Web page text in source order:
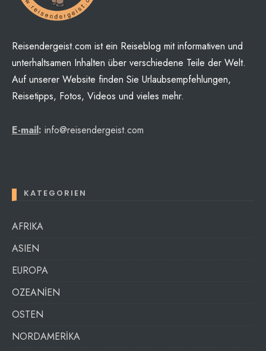
Reisendergeist.com ist ein Reiseblog mit informativen und
unterhaltsamen Inhalten über verschiedene Teile der Welt.
Auf unserer Website finden Sie Urlaubsempfehlungen,
Reisetipps, Fotos, Videos und vieles mehr.
E-mail: info@reisendergeist.com
KATEGORIEN
AFRIKA
ASIEN
EUROPA
OZEANİEN
OSTEN
NORDAMERİKA